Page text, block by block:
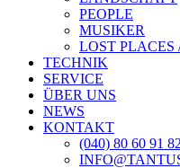
PEOPLE
MUSIKER
LOST PLACES
TECHNIK
SERVICE
ÜBER UNS
NEWS
KONTAKT
(040) 80 60 91 82